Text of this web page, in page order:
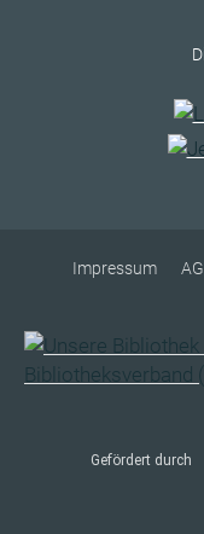
Impressum
Gefördert durch